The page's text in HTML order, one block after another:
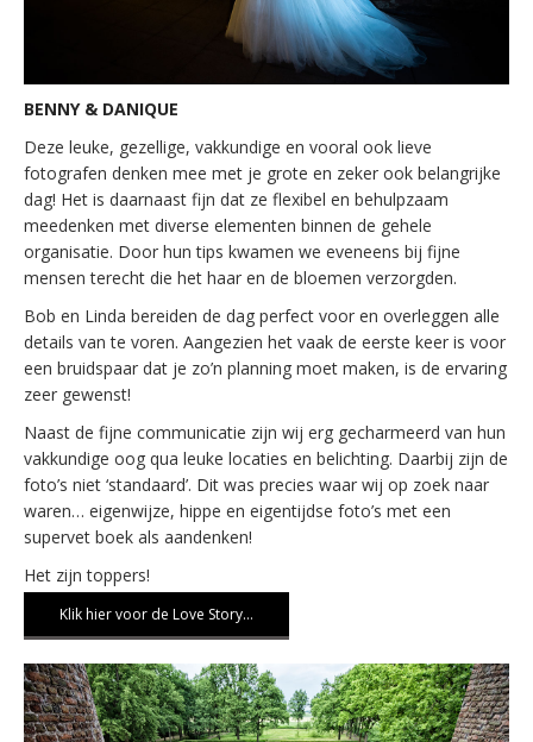
BENNY & DANIQUE
Deze leuke, gezellige, vakkundige en vooral ook lieve
fotografen denken mee met je grote en zeker ook belangrijke
dag! Het is daarnaast fijn dat ze flexibel en behulpzaam
meedenken met diverse elementen binnen de gehele
organisatie. Door hun tips kwamen we eveneens bij fijne
mensen terecht die het haar en de bloemen verzorgden.
Bob en Linda bereiden de dag perfect voor en overleggen alle
details van te voren. Aangezien het vaak de eerste keer is voor
een bruidspaar dat je zo’n planning moet maken, is de ervaring
zeer gewenst!
Naast de fijne communicatie zijn wij erg gecharmeerd van hun
vakkundige oog qua leuke locaties en belichting. Daarbij zijn de
foto’s niet ‘standaard’. Dit was precies waar wij op zoek naar
waren… eigenwijze, hippe en eigentijdse foto’s met een
supervet boek als aandenken!
Het zijn toppers!
Klik hier voor de Love Story…